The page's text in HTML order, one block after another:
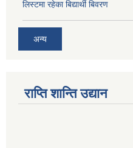
लिस्टमा रहेका बिद्यार्थी बिवरण
अन्य
राप्ति शान्ति उद्यान